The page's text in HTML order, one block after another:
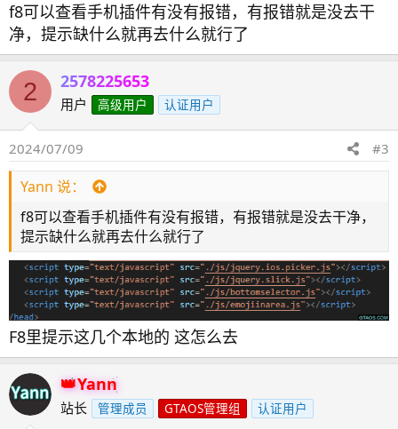
f8可以查看手机插件有没有报错，有报错就是没去干
净，提示缺什么就再去什么就行了
2 2578225653
用户 高级用户 认证用户
2024/07/09 #3
Yann 说：
f8可以查看手机插件有没有报错，有报错就是没去干净，
提示缺什么就再去什么就行了
F8里提示这几个本地的 这怎么去
Yann
站长 管理成员 GTAOS管理组 认证用户